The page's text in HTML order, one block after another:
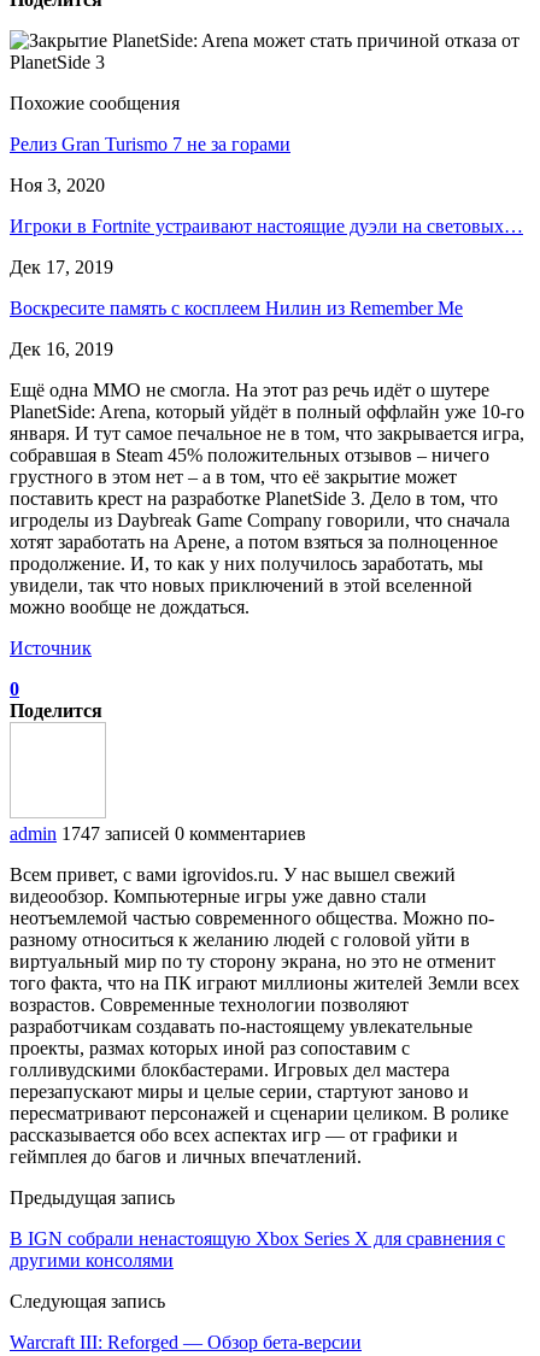
Похожие сообщения
Релиз Gran Turismo 7 не за горами
Ноя 3, 2020
Игроки в Fortnite устраивают настоящие дуэли на световых…
Дек 17, 2019
Воскресите память с косплеем Нилин из Remember Me
Дек 16, 2019
Ещё одна ММО не смогла. На этот раз речь идёт о шутере
PlanetSide: Arena, который уйдёт в полный оффлайн уже 10-го
января. И тут самое печальное не в том, что закрывается игра,
собравшая в Steam 45% положительных отзывов – ничего
грустного в этом нет – а в том, что её закрытие может
поставить крест на разработке PlanetSide 3. Дело в том, что
игроделы из Daybreak Game Company говорили, что сначала
хотят заработать на Арене, а потом взяться за полноценное
продолжение. И, то как у них получилось заработать, мы
увидели, так что новых приключений в этой вселенной
можно вообще не дождаться.
Источник
0
Поделится
admin 1747 записей 0 комментариев
Всем привет, с вами igrovidos.ru. У нас вышел свежий
видеообзор. Компьютерные игры уже давно стали
неотъемлемой частью современного общества. Можно по-
разному относиться к желанию людей с головой уйти в
виртуальный мир по ту сторону экрана, но это не отменит
того факта, что на ПК играют миллионы жителей Земли всех
возрастов. Современные технологии позволяют
разработчикам создавать по-настоящему увлекательные
проекты, размах которых иной раз сопоставим с
голливудскими блокбастерами. Игровых дел мастера
перезапускают миры и целые серии, стартуют заново и
пересматривают персонажей и сценарии целиком. В ролике
рассказывается обо всех аспектах игр — от графики и
геймплея до багов и личных впечатлений.
Предыдущая запись
В IGN собрали ненастоящую Xbox Series X для сравнения с
другими консолями
Следующая запись
Warcraft III: Reforged — Обзор бета-версии